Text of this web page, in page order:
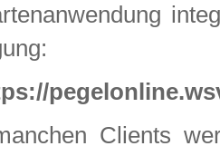
Clients